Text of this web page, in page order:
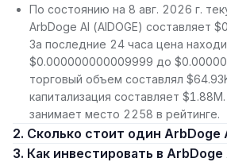
По состоянию на 8 авг. 2026 г.
ArbDoge AI (AIDOGE) составляет
За последние 24 часа цена
$0.000000000009999 до
торговый объем составлял
капитализация составляет
занимает место 2258 в рейтинге.
2. Сколько стоит один ArbDoge
3. Как инвестировать в ArbDoge